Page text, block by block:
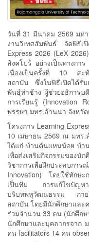
วันที่ 31 มีนาคม 2569 มห
งานวิเทศสัมพันธ์ จัดพิธีเ
Express 2026 (LeX
สิงคโปร์ อย่างเป็นทางกา
เนื่องเป็นครั้งที่ 10 สะท้อ
สถาบัน ซึ่งในพิธีเปิดได้รับ
พันธุ์ท่าช้าง ผู้ช่วยอธิการบ
การเรียนรู้ (Innovation
พรรษา มทร.ล้านนา จังหวัด
โครงการ Learning
10 เมษายน 2569 ณ มทร
ได้แก่ บ้านต้นแหนน้อย บ้า
เพื่อส่งเสริมกิจกรรมขอ
วิชาการเพื่อฝึกประสบกา
Innovation) โดยใช้ทักษะ
เป็นทีม การแก้ไขปัญหาเ
บริบทพหุวัฒนธรรม ภายใ
สถาบัน โดยมีนักศึกษาและ
ร่วมจำนวน 33 คน (นักศึก
นักศึกษาและบุคลากรจาก
คน facilitators 14 คน